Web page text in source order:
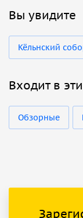
Вы увидите
Кёльнский
Входит в
Обзорные